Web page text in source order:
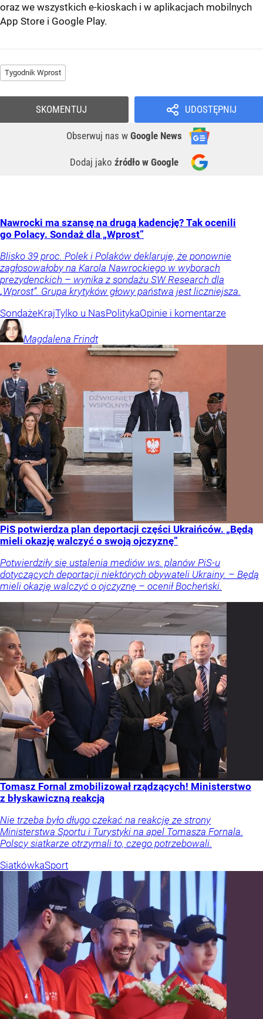
oraz we wszystkich e-kioskach i w aplikacjach mobilnych
App Store i Google Play.
Tygodnik Wprost
UDOSTĘPNIJ
Obserwuj nas w Google News
Dodaj jako źródło w Google
SKOMENTUJ
Nawrocki ma szansę na drugą kadencję? Tak ocenili
go Polacy. Sondaż dla „Wprost”
Blisko 39 proc. Polek i Polaków deklaruje, że ponownie
zagłosowałoby na Karola Nawrockiego w wyborach
prezydenckich – wynika z sondażu SW Research dla
„Wprost”. Grupa krytyków głowy państwa jest liczniejsza.
SondażeKrajTylko u NasPolitykaOpinie i komentarze
Magdalena Frindt
PiS potwierdza plan deportacji części Ukraińców. „Będą
mieli okazję walczyć o swoją ojczyznę”
Potwierdziły się ustalenia mediów ws. planów PiS-u
dotyczących deportacji niektórych obywateli Ukrainy. – Będą
mieli okazję walczyć o ojczyznę – ocenił Bocheński.
Tomasz Fornal zmobilizował rządzących! Ministerstwo
z błyskawiczną reakcją
Nie trzeba było długo czekać na reakcję ze strony
Ministerstwa Sportu i Turystyki na apel Tomasza Fornala.
Polscy siatkarze otrzymali to, czego potrzebowali.
SiatkówkaSport